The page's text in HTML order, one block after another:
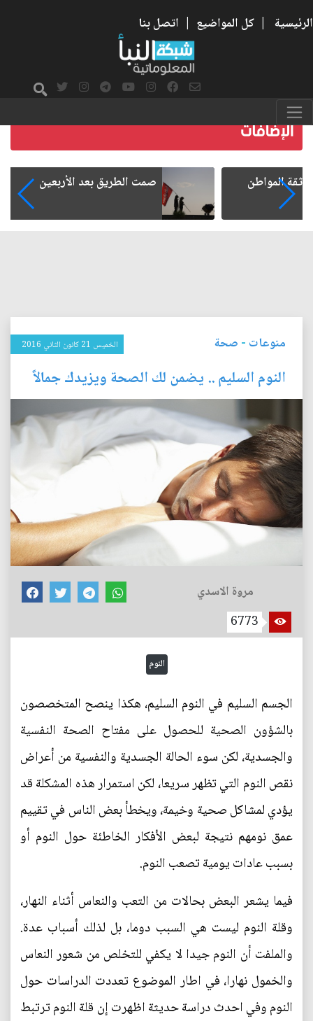
الرئيسية | كل المواضيع | اتصل بنا
صمت الطريق بعد الأربعين
منوعات - صحة الخميس 21 كانون الثاني 2016
النوم السليم .. يضمن لك الصحة ويزيدك جمالاً
مروة الاسدي
6773
النوم
الجسم السليم في النوم السليم، هكذا ينصح المتخصصون
بالشؤون الصحية للحصول على مفتاح الصحة النفسية
والجسدية، لكن سوء الحالة الجسدية والنفسية من أعراض
نقص النوم التي تظهر سريعا، لكن استمرار هذه المشكلة قد
يؤدي لمشاكل صحية وخيمة، ويخطأ بعض الناس في تقييم
عمق نومهم نتيجة لبعض الأفكار الخاطئة حول النوم أو
بسبب عادات يومية تصعب النوم.
فيما يشعر البعض بحالات من التعب والنعاس أثناء النهار،
وقلة النوم ليست هي السبب دوما، بل لذلك أسباب عدة.
والملفت أن النوم جيدا لا يكفي للتخلص من شعور النعاس
والخمول نهارا، في اطار الموضوع تعددت الدراسات حول
النوم وفي احدث دراسة حديثة اظهرت إن قلة النوم ترتبط